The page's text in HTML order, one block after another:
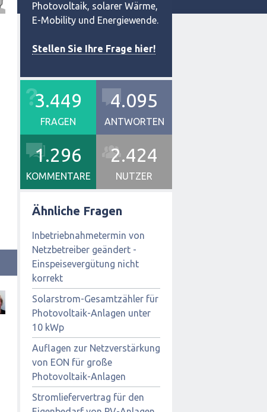
Photovoltaik, solarer Wärme,
E-Mobility und Energiewende.
Stellen Sie Ihre Frage hier!
3.449
FRAGEN
4.095
ANTWORTEN
1.296
KOMMENTARE
2.424
NUTZER
Ähnliche Fragen
Inbetriebnahmetermin von
Netzbetreiber geändert -
Einspeisevergütung nicht
korrekt
Solarstrom-Gesamtzähler für
Photovoltaik-Anlagen unter
10 kWp
Auflagen zur Netzverstärkung
von EON für große
Photovoltaik-Anlagen
Stromliefervertrag für den